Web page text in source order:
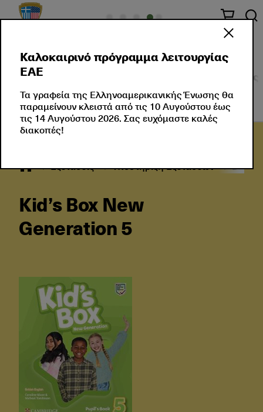
Σχετικά με Εμάς Πιστοποιήσεις Ξένης Γλώσσας
Εξετάσεις Υποστήριξη Εξετάσεων
Kid’s Box New
Generation 5
Καλοκαιρινό πρόγραμμα λειτουργίας
ΕΑΕ
Τα γραφεία της Ελληνοαμερικανικής Ένωσης θα
παραμείνουν κλειστά από τις 10 Αυγούστου έως
τις 14 Αυγούστου 2026. Σας ευχόμαστε καλές
διακοπές!